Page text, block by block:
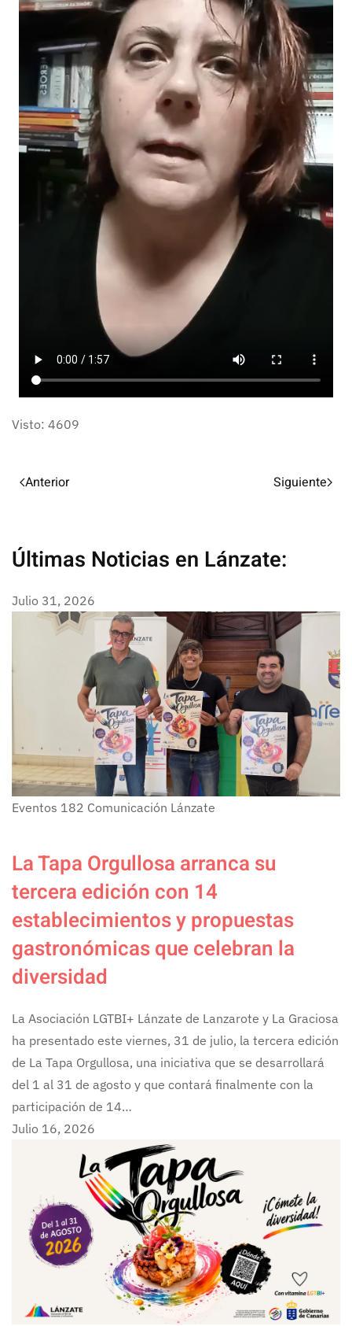
Visto: 4609
Anterior Siguiente
Últimas Noticias en Lánzate:
Julio 31, 2026
Eventos 182 Comunicación Lánzate
La Tapa Orgullosa arranca su
tercera edición con 14
establecimientos y propuestas
gastronómicas que celebran la
diversidad
La Asociación LGTBI+ Lánzate de Lanzarote y La Graciosa
ha presentado este viernes, 31 de julio, la tercera edición
de La Tapa Orgullosa, una iniciativa que se desarrollará
del 1 al 31 de agosto y que contará finalmente con la
participación de 14…
Julio 16, 2026